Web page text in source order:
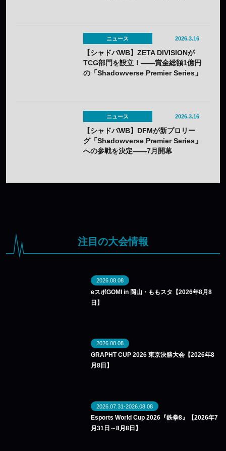
ニュース 2026.3.16
【シャドバWB】ZETA DIVISIONが
TCG部門を設立！——賞金総額1億円
の「Shadowverse Premier Series」
ニュース 2026.3.16
【シャドバWB】DFMが新プロリー
グ「Shadowverse Premier Series」
への参戦を決定——7月開幕
注目の大会情報
2026.08.08
eスポGOMI in 岡山・ももスタ【2026年8月8
日】
2026.08.08
GRAPHT CUP 2026 東京決勝大会【2026年8
月8日】
2026.07.31-2026.08.08
Esports World Cup 2026『鉄拳8』【2026年7
月31日～8月8日】